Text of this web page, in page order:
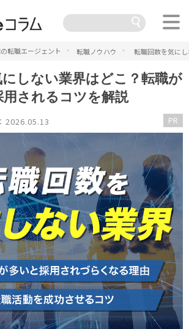
転職エージェント 転職ノウハウ 転職回数を気に
しない業界はどこ？転職が
されるコツを解説
2026.05.13 PR